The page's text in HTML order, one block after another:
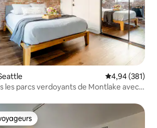
Évaluation
4,94 (381)
les parcs verdoyants de Montlake avec